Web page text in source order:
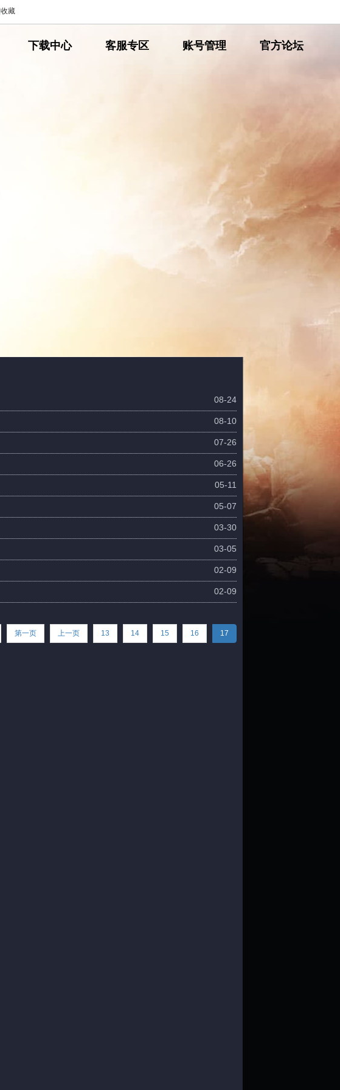
网
下载中心
网
客服专区
网
账号管理
网
官方论坛
08-24
08-10
07-26
06-26
05-11
05-07
03-30
03-05
02-09
02-09
第一页 上一页 13 14 15 16 17
收藏